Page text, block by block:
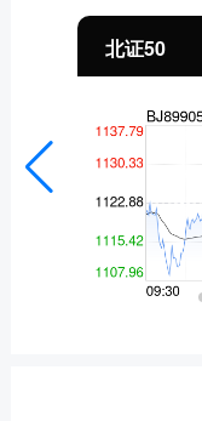
北证50